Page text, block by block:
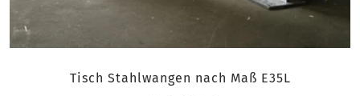
Tisch Stahlwangen nach Maß E35L